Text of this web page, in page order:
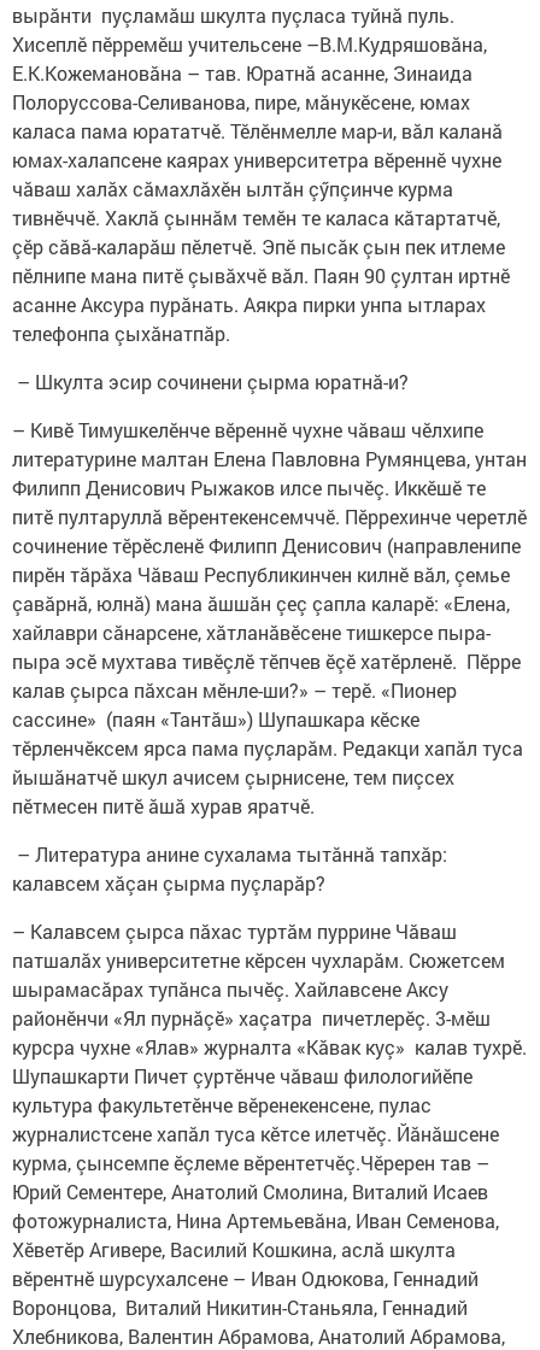
вырăнти пуçламăш шкулта пуçласа туйнă пуль.
Хисеплӗ пӗрремӗш учительсене –В.М.Кудряшовăна,
Е.К.Кожемановăна – тав. Юратнă асанне, Зинаида
Полоруссова-Селиванова, пире, мăнукӗсене, юмах
каласа пама юрататчӗ. Тӗлӗнмелле мар-и, вăл каланă
юмах-халапсене каярах университетра вӗреннӗ чухне
чăваш халăх сăмахлăхӗн ылтăн çӳпçинче курма
тивнӗччӗ. Хаклă çыннăм темӗн те каласа кăтартатчӗ,
çӗр сăвă-каларăш пӗлетчӗ. Эпӗ пысăк çын пек итлеме
пӗлнипе мана питӗ çывăхчӗ вăл. Паян 90 çултан иртнӗ
асанне Аксура пурăнать. Аякра пирки унпа ытларах
телефонпа çыхăнатпăр.
– Шкулта эсир сочинени çырма юратнă-и?
– Кивӗ Тимушкелӗнче вӗреннӗ чухне чăваш чӗлхипе
литературине малтан Елена Павловна Румянцева, унтан
Филипп Денисович Рыжаков илсе пычӗç. Иккӗшӗ те
питӗ пултаруллă вӗрентекенсемччӗ. Пӗррехинче черетлӗ
сочинение тӗрӗсленӗ Филипп Денисович (направленипе
пирӗн тăрăха Чăваш Республикинчен килнӗ вăл, çемье
çавăрнă, юлнă) мана ăшшăн çеç çапла каларӗ: «Елена,
хайлаври сăнарсене, хăтланăвӗсене тишкерсе пыра-
пыра эсӗ мухтава тивӗçлӗ тӗпчев ӗçӗ хатӗрленӗ. Пӗрре
калав çырса пăхсан мӗнле-ши?» – терӗ. «Пионер
сассине» (паян «Тантăш») Шупашкара кӗске
тӗрленчӗксем ярса пама пуçларăм. Редакци хапăл туса
йышăнатчӗ шкул ачисем çырнисене, тем пиçсех
пӗтмесен питӗ ăшă хурав яратчӗ.
– Литература анине сухалама тытăннă тапхăр:
калавсем хăçан çырма пуçларăр?
– Калавсем çырса пăхас туртăм пуррине Чăваш
патшалăх университетне кӗрсен чухларăм. Сюжетсем
шырамасăрах тупăнса пычӗç. Хайлавсене Аксу
районӗнчи «Ял пурнăçӗ» хаçатра пичетлерӗç. 3-мӗш
курсра чухне «Ялав» журналта «Кăвак куç» калав тухрӗ.
Шупашкарти Пичет çуртӗнче чăваш филологийӗпе
культура факультетӗнче вӗренекенсене, пулас
журналистсене хапăл туса кӗтсе илетчӗç. Йăнăшсене
курма, çынсемпе ӗçлеме вӗрентетчӗç.Чӗререн тав –
Юрий Сементере, Анатолий Смолина, Виталий Исаев
фотожурналиста, Нина Артемьевăна, Иван Семенова,
Хӗветӗр Агивере, Василий Кошкина, аслă шкулта
вӗрентнӗ шурсухалсене – Иван Одюкова, Геннадий
Воронцова, Виталий Никитин-Станьяла, Геннадий
Хлебникова, Валентин Абрамова, Анатолий Абрамова,